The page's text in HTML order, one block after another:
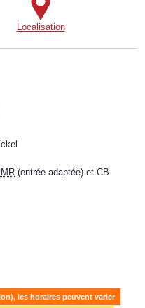
Localisation
(entrée adaptée) et CB
les horaires peuvent varier